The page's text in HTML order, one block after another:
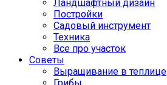
Ландшафтный дизайн
Постройки
Садовый инструмент
Техника
Все про участок
Советы
Выращивание в теплице